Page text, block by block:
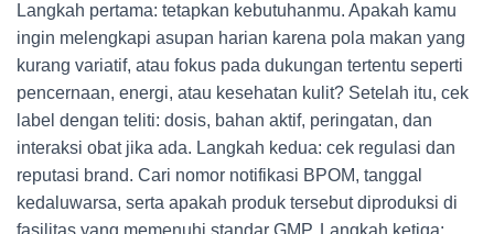
Langkah pertama: tetapkan kebutuhanmu. Apakah kamu
ingin melengkapi asupan harian karena pola makan yang
kurang variatif, atau fokus pada dukungan tertentu seperti
pencernaan, energi, atau kesehatan kulit? Setelah itu, cek
label dengan teliti: dosis, bahan aktif, peringatan, dan
interaksi obat jika ada. Langkah kedua: cek regulasi dan
reputasi brand. Cari nomor notifikasi BPOM, tanggal
kedaluwarsa, serta apakah produk tersebut diproduksi di
fasilitas yang memenuhi standar GMP. Langkah ketiga: